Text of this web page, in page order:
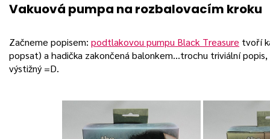
Vakuová pumpa na rozbalovacím kroku
Začneme popisem: podtlakovou pumpu Black Treasure tvoří
popsat) a hadička zakončená balonkem…trochu triviální
výstižný =D.